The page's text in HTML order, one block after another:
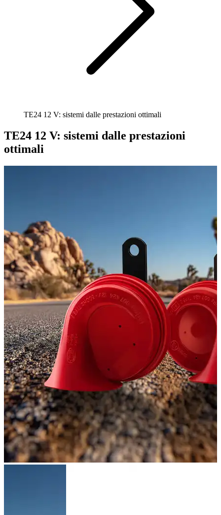
TE24 12 V: sistemi dalle prestazioni ottimali
TE24 12 V: sistemi dalle prestazioni
ottimali